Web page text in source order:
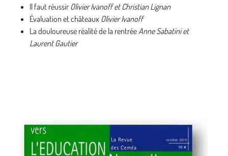
Il faut réussir Olivier Ivanoff et Christian Lignan
Évaluation et châteaux Olivier Ivanoff
La douloureuse réalité de la rentréeAnne Sabatini et
Laurent Gautier